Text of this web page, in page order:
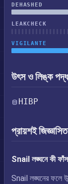
DEHASHED
LEAKCHECK
VIGILANTE
উৎস ও লিঙ্ক
HIBP
প্রায়শই
Snail লঙ্ঘনে কী
Snail লঙ্ঘনের ফলে